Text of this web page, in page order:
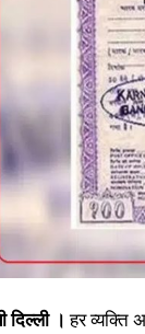
दिल्ली । हर व्यक्ति